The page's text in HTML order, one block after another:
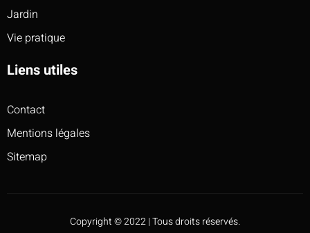
Jardin
Vie pratique
Liens utiles
Contact
Mentions légales
Sitemap
Copyright © 2022 | Tous droits réservés.